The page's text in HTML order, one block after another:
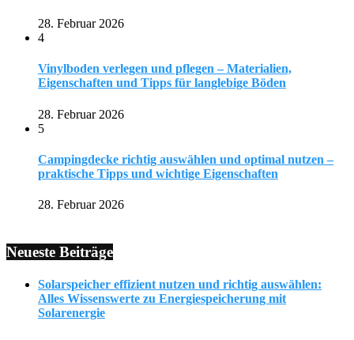
28. Februar 2026
4
Vinylboden verlegen und pflegen – Materialien,
Eigenschaften und Tipps für langlebige Böden
28. Februar 2026
5
Campingdecke richtig auswählen und optimal nutzen –
praktische Tipps und wichtige Eigenschaften
28. Februar 2026
Neueste Beiträge
Solarspeicher effizient nutzen und richtig auswählen:
Alles Wissenswerte zu Energiespeicherung mit
Solarenergie